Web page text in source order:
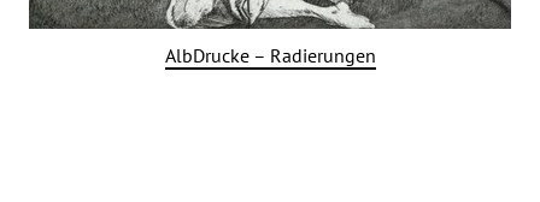
AlbDrucke – Radierungen